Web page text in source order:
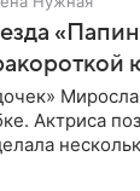
Актриса